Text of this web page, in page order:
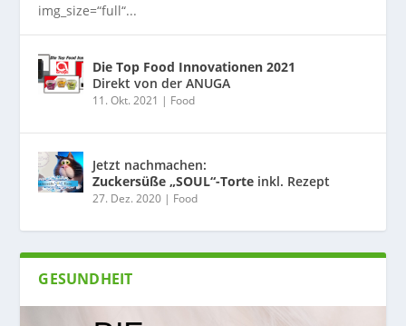
img_size=“full“...
Die Top Food Innovationen 2021
Direkt von der ANUGA
11. Okt. 2021 | Food
Jetzt nachmachen:
Zuckersüße „SOUL“-Torte inkl. Rezept
27. Dez. 2020 | Food
GESUNDHEIT